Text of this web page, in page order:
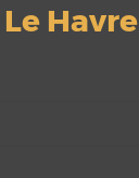
Havre